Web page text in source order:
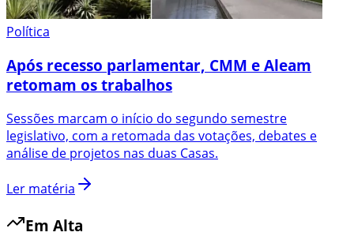
Política
Após recesso parlamentar, CMM e Aleam
retomam os trabalhos
Sessões marcam o início do segundo semestre
legislativo, com a retomada das votações, debates e
análise de projetos nas duas Casas.
Ler matéria
Em Alta